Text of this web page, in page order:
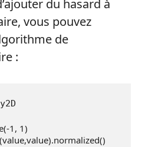
du hasard à
vous pouvez
de
:
-1 , 1)